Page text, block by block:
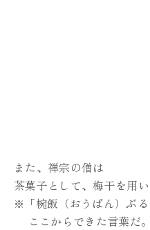
また、禅宗の僧は
茶菓子として、梅干を用い
※「椀飯（おうばん）ぶ
ここからできた言葉だ。